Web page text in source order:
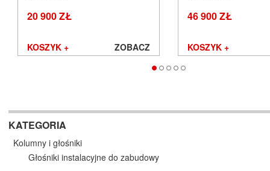
20 900 ZŁ
KOSZYK + ZOBACZ
46 900 ZŁ
KOSZYK +
KATEGORIA
Kolumny i głośniki
Głośniki instalacyjne do zabudowy